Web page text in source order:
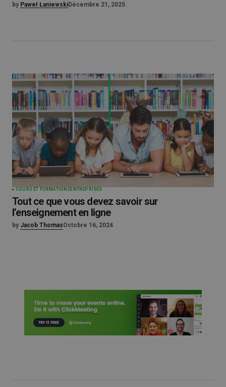
by Paweł ŁaniewskiDécembre 21, 2025
COURS ET FORMATIONS ENTREPRISES
Tout ce que vous devez savoir sur
l’enseignement en ligne
by Jacob ThomasOctobre 16, 2024